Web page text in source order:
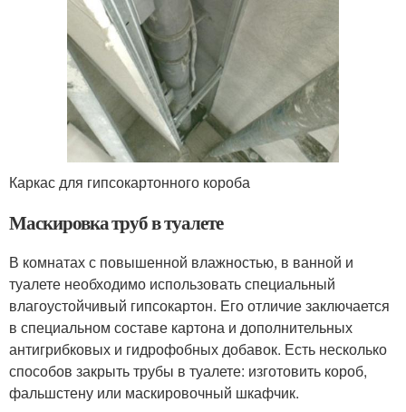
Каркас для гипсокартонного короба
Маскировка труб в туалете
В комнатах с повышенной влажностью, в ванной и
туалете необходимо использовать специальный
влагоустойчивый гипсокартон. Его отличие заключается
в специальном составе картона и дополнительных
антигрибковых и гидрофобных добавок. Есть несколько
способов закрыть трубы в туалете: изготовить короб,
фальшстену или маскировочный шкафчик.